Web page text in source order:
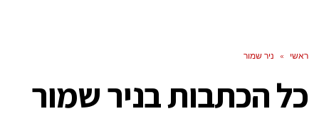
ראשי » ניר שמור
כל הכתבות בניר שמור